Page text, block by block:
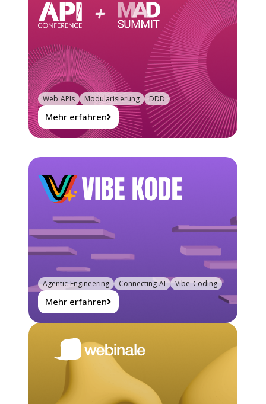
Mehr erfahren
Web APIs Modularisierung DDD
Mehr erfahren
Agentic Engineering Connecting AI Vibe Coding